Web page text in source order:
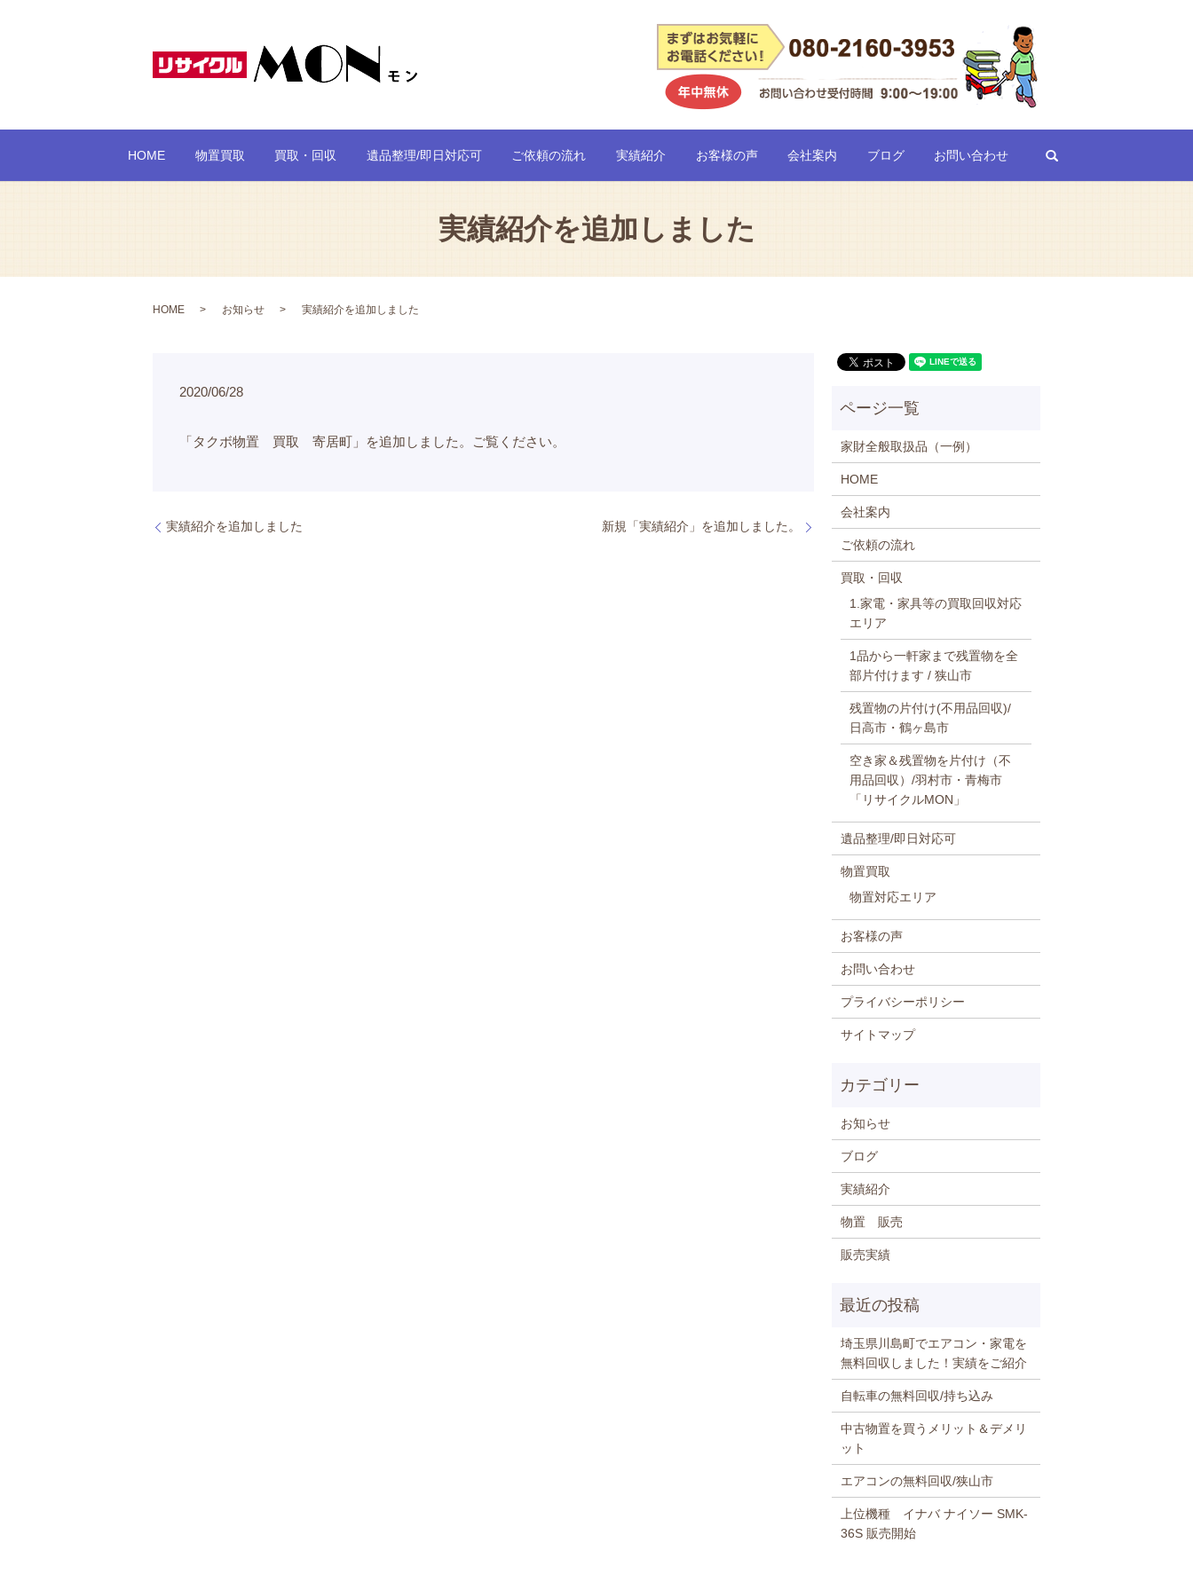
HOME 物置買取 買取・回収 遺品整理/即日対応可 ご依頼の流れ 実績紹介 お客様の声 会社案内 ブログ お問い合わせ
実績紹介を追加しました
HOME お知らせ 実績紹介を追加しました
2020/06/28
「タクボ物置 買取 寄居町」を追加しました。ご覧ください。
実績紹介を追加しました 新規「実績紹介」を追加しました。
家財全般取扱品（一例）
HOME
会社案内
ご依頼の流れ
買取・回収
1.家電・家具等の買取回収対応
エリア
1品から一軒家まで残置物を全
部片付けます / 狭山市
残置物の片付け(不用品回収)/
日高市・鶴ヶ島市
空き家＆残置物を片付け（不
用品回収）/羽村市・青梅市
「リサイクルMON」
遺品整理/即日対応可
物置買取
物置対応エリア
お客様の声
お問い合わせ
プライバシーポリシー
サイトマップ
お知らせ
ブログ
実績紹介
物置 販売
販売実績
埼玉県川島町でエアコン・家電を
無料回収しました！実績をご紹介
自転車の無料回収/持ち込み
中古物置を買うメリット＆デメリ
ット
エアコンの無料回収/狭山市
上位機種 イナバ ナイソー SMK-
36S 販売開始